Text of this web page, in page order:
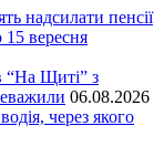
надсилати пенсії
15 вересня
“На Щиті” з
06.08.2026
через якого